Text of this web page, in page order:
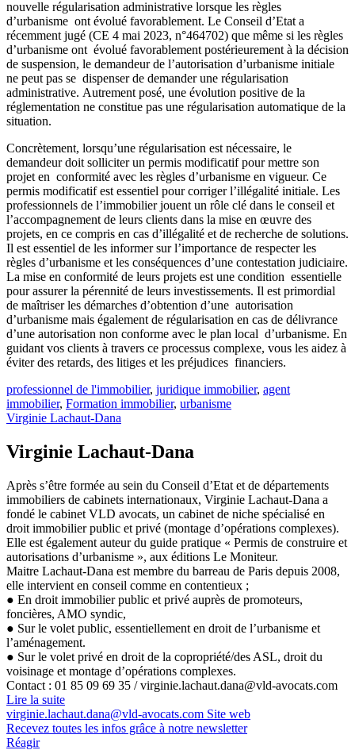
nouvelle régularisation administrative lorsque les règles
d’urbanisme ont évolué favorablement. Le Conseil d’Etat a
récemment jugé (CE 4 mai 2023, n°464702) que même si les règles
d’urbanisme ont évolué favorablement postérieurement à la décision
de suspension, le demandeur de l’autorisation d’urbanisme initiale
ne peut pas se dispenser de demander une régularisation
administrative. Autrement posé, une évolution positive de la
réglementation ne constitue pas une régularisation automatique de la
situation.
Concrètement, lorsqu’une régularisation est nécessaire, le
demandeur doit solliciter un permis modificatif pour mettre son
projet en conformité avec les règles d’urbanisme en vigueur. Ce
permis modificatif est essentiel pour corriger l’illégalité initiale. Les
professionnels de l’immobilier jouent un rôle clé dans le conseil et
l’accompagnement de leurs clients dans la mise en œuvre des
projets, en ce compris en cas d’illégalité et de recherche de solutions.
Il est essentiel de les informer sur l’importance de respecter les
règles d’urbanisme et les conséquences d’une contestation judiciaire.
La mise en conformité de leurs projets est une condition essentielle
pour assurer la pérennité de leurs investissements. Il est primordial
de maîtriser les démarches d’obtention d’une autorisation
d’urbanisme mais également de régularisation en cas de délivrance
d’une autorisation non conforme avec le plan local d’urbanisme. En
guidant vos clients à travers ce processus complexe, vous les aidez à
éviter des retards, des litiges et les préjudices financiers.
professionnel de l'immobilier, juridique immobilier, agent
immobilier, Formation immobilier, urbanisme
Virginie Lachaut-Dana
Virginie Lachaut-Dana
Après s’être formée au sein du Conseil d’Etat et de départements
immobiliers de cabinets internationaux, Virginie Lachaut-Dana a
fondé le cabinet VLD avocats, un cabinet de niche spécialisé en
droit immobilier public et privé (montage d’opérations complexes).
Elle est également auteur du guide pratique « Permis de construire et
autorisations d’urbanisme », aux éditions Le Moniteur.
Maitre Lachaut-Dana est membre du barreau de Paris depuis 2008,
elle intervient en conseil comme en contentieux ;
● En droit immobilier public et privé auprès de promoteurs,
foncières, AMO syndic,
● Sur le volet public, essentiellement en droit de l’urbanisme et
l’aménagement.
● Sur le volet privé en droit de la copropriété/des ASL, droit du
voisinage et montage d’opérations complexes.
Contact : 01 85 09 69 35 / virginie.lachaut.dana@vld-avocats.com
Lire la suite
virginie.lachaut.dana@vld-avocats.com Site web
Recevez toutes les infos grâce à notre newsletter
Réagir